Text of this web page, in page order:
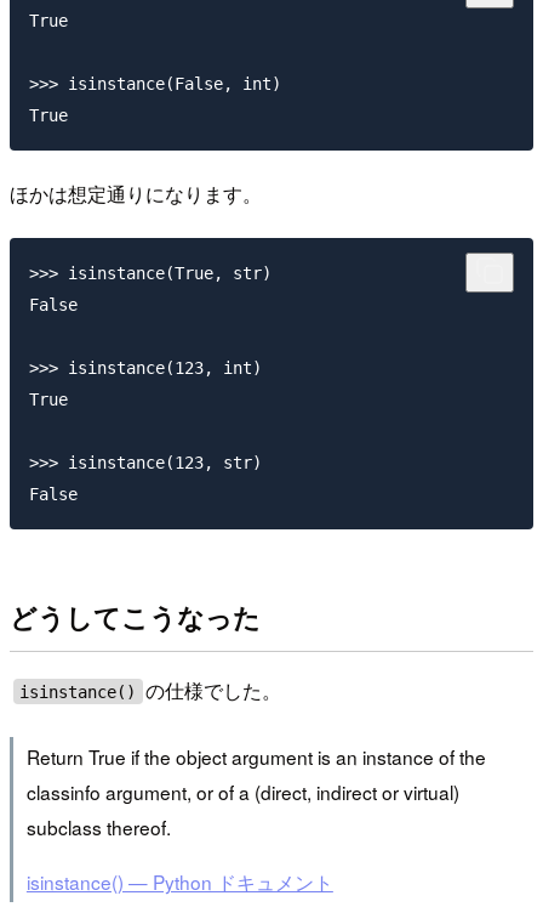
True
>>> isinstance(False, int)
ほかは想定通りになります。
>>> isinstance(True, str)
False
>>> isinstance(123, int)
True
>>> isinstance(123, str)
どうしてこうなった
isinstance() の仕様でした。
Return True if the object argument is an instance of the
classinfo argument, or of a (direct, indirect or virtual)
subclass thereof.
isinstance() — Python ドキュメント